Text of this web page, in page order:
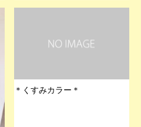
＊くすみカラー＊